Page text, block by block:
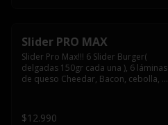
Slider PRO MAX
Slider Pro Max!!! 6 Slider Burger(
delgadas 150gr cada una ), 6 láminas
de queso Cheedar, Bacon, cebolla,
$12.990